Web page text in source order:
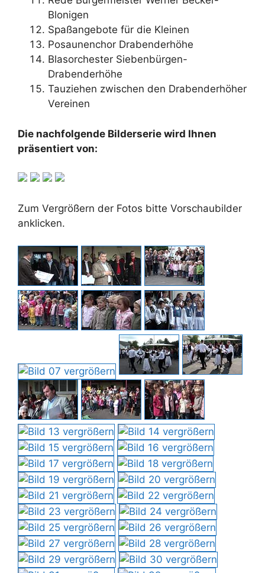
Blonigen
Spaßangebote für die Kleinen
Posaunenchor Drabenderhöhe
Blasorchester Siebenbürgen-
Drabenderhöhe
Tauziehen zwischen den Drabenderhöher
Vereinen
Die nachfolgende Bilderserie wird Ihnen
präsentiert von:
Zum Vergrößern der Fotos bitte Vorschaubilder
anklicken.